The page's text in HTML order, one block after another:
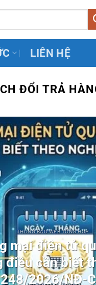
LIÊN HỆ
ĐỔI TRẢ
THÔNG BÁO WEB TỔNG HỢP
mại điện tử
điều cần biết
248/2026/NĐ-